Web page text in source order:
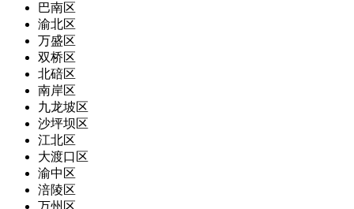
巴南区
渝北区
万盛区
双桥区
北碚区
南岸区
九龙坡区
沙坪坝区
江北区
大渡口区
渝中区
涪陵区
万州区